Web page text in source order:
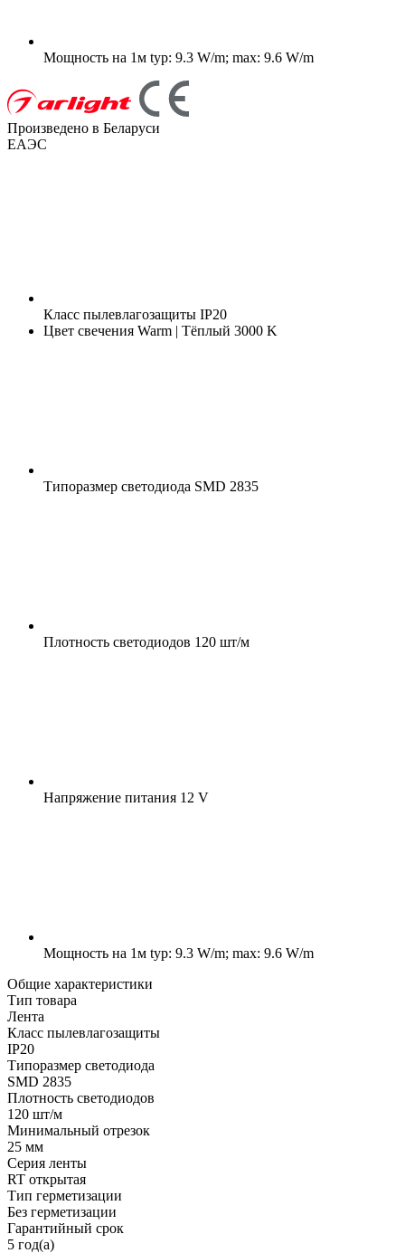
Мощность на 1м typ: 9.3 W/m; max: 9.6 W/m
Произведено в Беларуси
ЕАЭС
Класс пылевлагозащиты IP20
Цвет свечения Warm | Тёплый 3000 K
Типоразмер светодиода SMD 2835
Плотность светодиодов 120 шт/м
Напряжение питания 12 V
Мощность на 1м typ: 9.3 W/m; max: 9.6 W/m
Общие характеристики
Тип товара
Лента
Класс пылевлагозащиты
IP20
Типоразмер светодиода
SMD 2835
Плотность светодиодов
120 шт/м
Минимальный отрезок
25 мм
Серия ленты
RT открытая
Тип герметизации
Без герметизации
Гарантийный срок
5 год(а)